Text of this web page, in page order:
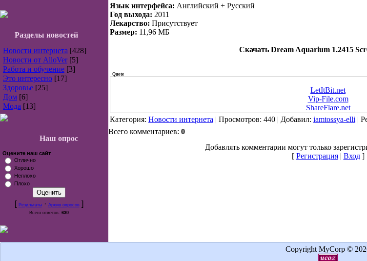
Разделы новостей
Новости интернета [428]
Новости от AlloVer [5]
Работа и обучение [3]
Это интересно [17]
Здоровье [25]
Дом [6]
Мода [13]
Наш опрос
Оцените наш сайт
Отлично
Хорошо
Неплохо
Плохо
[ Результаты· Архив опросов]
Всего ответов: 630
Язык интерфейса: Английский + Русский
Год выхода: 2011
Лекарство: Присутствует
Размер: 11,96 МБ
Скачать Dream Aquarium 1.2415
Quote
LetItBit.net
Vip-File.com
ShareFlare.net
Категория: Новости интернета | Просмотров: 440 | Добавил: iamtossya-elli |
Всего комментариев: 0
Добавлять комментарии могут только
[ Регистрация| Вход]
Copyright MyCorp ©